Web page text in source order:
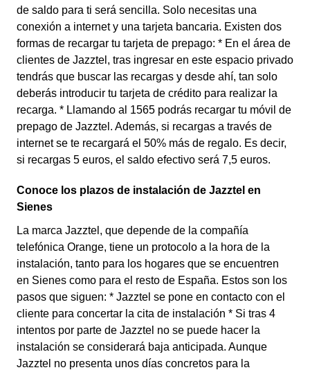
de saldo para ti será sencilla. Solo necesitas una
conexión a internet y una tarjeta bancaria. Existen dos
formas de recargar tu tarjeta de prepago: * En el área de
clientes de Jazztel, tras ingresar en este espacio privado
tendrás que buscar las recargas y desde ahí, tan solo
deberás introducir tu tarjeta de crédito para realizar la
recarga. * Llamando al 1565 podrás recargar tu móvil de
prepago de Jazztel. Además, si recargas a través de
internet se te recargará el 50% más de regalo. Es decir,
si recargas 5 euros, el saldo efectivo será 7,5 euros.
Conoce los plazos de instalación de Jazztel en
Sienes
La marca Jazztel, que depende de la compañía
telefónica Orange, tiene un protocolo a la hora de la
instalación, tanto para los hogares que se encuentren
en Sienes como para el resto de España. Estos son los
pasos que siguen: * Jazztel se pone en contacto con el
cliente para concertar la cita de instalación * Si tras 4
intentos por parte de Jazztel no se puede hacer la
instalación se considerará baja anticipada. Aunque
Jazztel no presenta unos días concretos para la